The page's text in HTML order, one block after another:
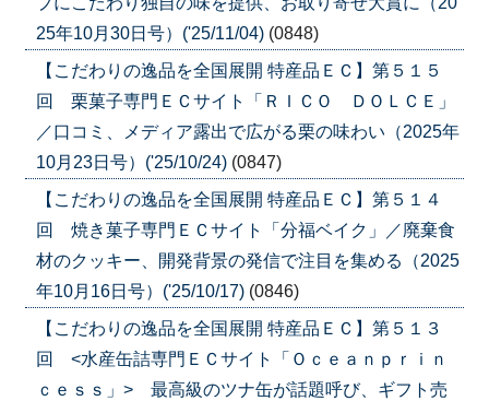
25年10月30日号）('25/11/04) (0848)
【こだわりの逸品を全国展開 特産品ＥＣ】第５１５
回 栗菓子専門ＥＣサイト「ＲＩＣＯ ＤＯＬＣＥ」
／口コミ、メディア露出で広がる栗の味わい（2025年
10月23日号）('25/10/24) (0847)
【こだわりの逸品を全国展開 特産品ＥＣ】第５１４
回 焼き菓子専門ＥＣサイト「分福ベイク」／廃棄食
材のクッキー、開発背景の発信で注目を集める（2025
年10月16日号）('25/10/17) (0846)
【こだわりの逸品を全国展開 特産品ＥＣ】第５１３
回 <水産缶詰専門ＥＣサイト「Ｏｃｅａｎｐｒｉｎ
ｃｅｓｓ」> 最高級のツナ缶が話題呼び、ギフト売